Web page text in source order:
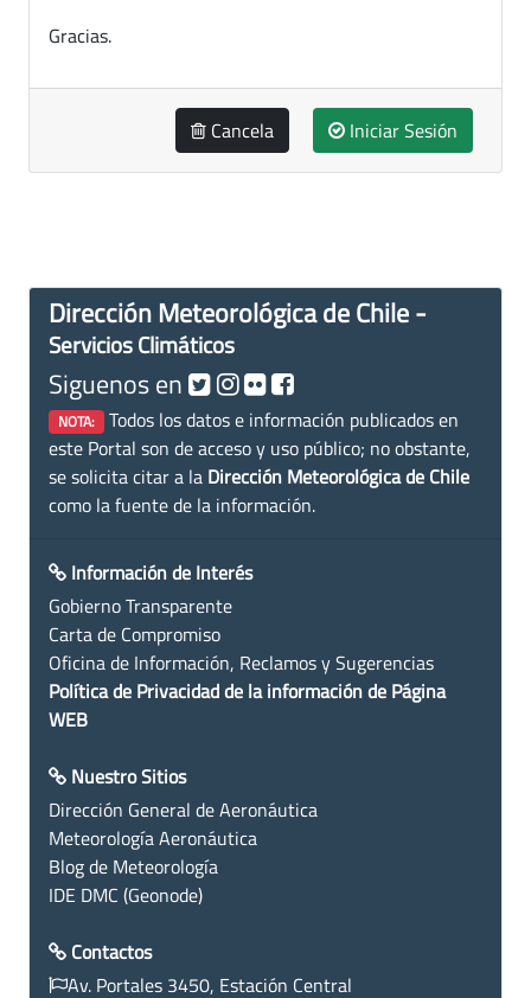
Gracias.
Cancela Iniciar Sesión
Dirección Meteorológica de Chile -
Servicios Climáticos
Siguenos en
NOTA: Todos los datos e información publicados en
este Portal son de acceso y uso público; no obstante,
se solicita citar a la Dirección Meteorológica de Chile
como la fuente de la información.
Información de Interés
Gobierno Transparente
Carta de Compromiso
Oficina de Información, Reclamos y Sugerencias
Política de Privacidad de la información de Página
WEB
Nuestro Sitios
Dirección General de Aeronáutica
Meteorología Aeronáutica
Blog de Meteorología
IDE DMC (Geonode)
Contactos
Av. Portales 3450, Estación Central